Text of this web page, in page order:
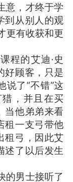
，才终于学
到从别人的观
更有收获和更
的艾迪·史
好顾客，只是
说了“不错”这
，并且在买
当他弟弟来看
租一支弓带他
租弓，因此艾
述了以后发生
男士接听了